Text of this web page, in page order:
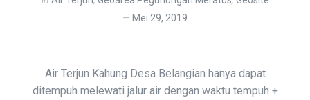
Mei 29, 2019
Air Terjun Kahung Desa Belangian hanya dapat
ditempuh melewati jalur air dengan waktu tempuh +